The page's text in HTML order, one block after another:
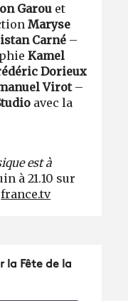
Garou et
Maryse
Carné –
Kamel
Dorieux
Virot–
avec la
est à
à 21.10 sur
france.tv
la Fête de la